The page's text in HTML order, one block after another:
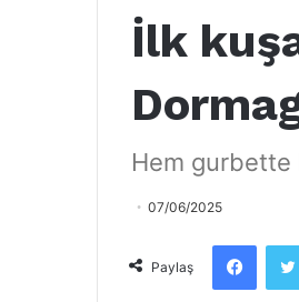
İlk
Hem gurbette
07/06/2025
Paylaş